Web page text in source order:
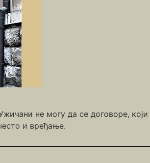
не могу да се договоре,
и вређање.